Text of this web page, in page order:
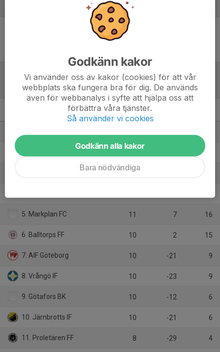
Inget skrivet
Tabell
M
3. Mölnlycke IS Ungdom 8
5. Markplan FC 11 7 16
6. Balltorps FF 10 2 15
7. AIF Göteborg 10 -21 9
8. Vrångö IF 10 -23 9
9. Götafors BK 10 -12 6
10. Järnbrotts IF 10 -21 6
11. Proletären FF 8 -29 4
Godkänn kakor
Vi använder oss av kakor (cookies) för att vår
webbplats ska fungera bra för dig. De används
även för webbanalys i syfte att hjälpa oss att
förbättra våra tjänster.
Så använder vi cookies
Godkänn alla kakor
Bara nödvändiga